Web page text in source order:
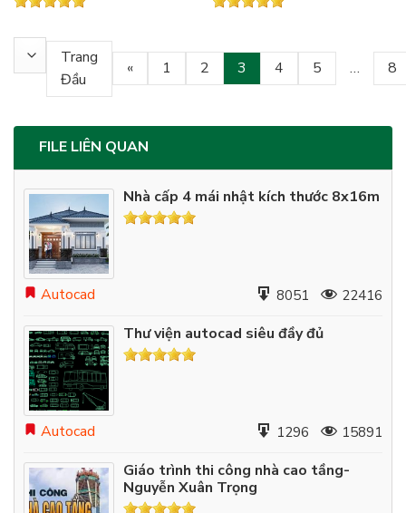
Trang
Đầu
« 1 2 3 4 5 … 8
FILE LIÊN QUAN
Nhà cấp 4 mái nhật kích thước 8x16m
Autocad 8051 22416
Thư viện autocad siêu đầy đủ
Autocad 1296 15891
Giáo trình thi công nhà cao tầng-
Nguyễn Xuân Trọng